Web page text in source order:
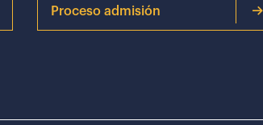
Proceso admisión